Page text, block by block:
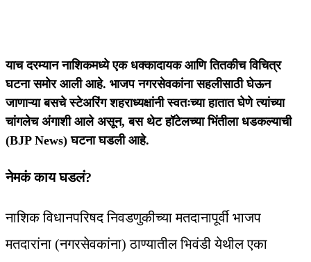
याच दरम्यान नाशिकमध्ये एक धक्कादायक आणि तितकीच विचित्र
घटना समोर आली आहे. भाजप नगरसेवकांना सहलीसाठी घेऊन
जाणाऱ्या बसचे स्टेअरिंग शहराध्यक्षांनी स्वतःच्या हातात घेणे त्यांच्या
चांगलेच अंगाशी आले असून, बस थेट हॉटेलच्या भिंतीला धडकल्याची
(BJP News)घटना घडली आहे.
नेमकं काय घडलं?
नाशिक विधानपरिषद निवडणुकीच्या मतदानापूर्वी भाजप
मतदारांना (नगरसेवकांना) ठाण्यातील भिवंडी येथील एका